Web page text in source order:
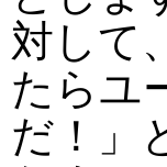
対して
たらユ
だ！」